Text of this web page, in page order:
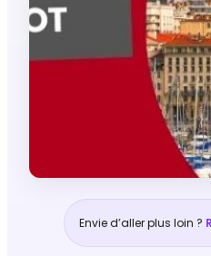
Envie d’aller plus loin ?